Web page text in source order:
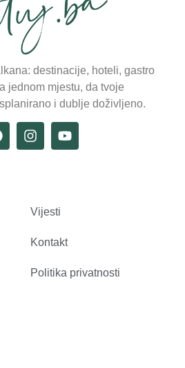
destinacije, hoteli, gastro
jednom mjestu, da tvoje
i dublje doživljeno.
Vijesti
Kontakt
Politika privatnosti